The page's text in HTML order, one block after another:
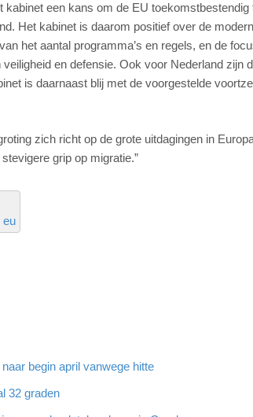
kabinet een kans om de EU
Het kabinet is daarom positief over de
het aantal programma’s en regels, en de
en defensie. Ook voor Nederland zijn
is daarnaast blij met de voorgestelde
zich richt op de grote uitdagingen in
grip op migratie.”
eu
begin april vanwege hitte
32 graden